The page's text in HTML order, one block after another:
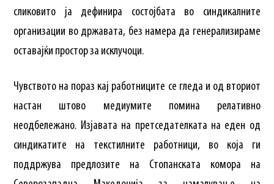
сликовито ја дефинира состојбата во синдикалните
организации во државата, без намера да генерализираме
оставајќи простор за исклучоци.
Чувството на пораз кај работниците се гледа и од вториот
настан штово медиумите помина релативно
неодбележано. Изјавата на претседателката на еден од
синдикатите на текстилните работници, во која ги
поддржува предлозите на Стопанската комора на